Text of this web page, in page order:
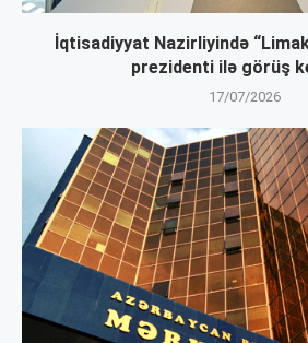
İqtisadiyyat Nazirliyində
prezidenti ilə görüş
17/07/2026